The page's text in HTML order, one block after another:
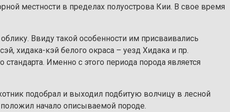
местности в пределах полуострова Кии. В свое время
Ввиду такой особенности им присваивались
хидака-кэй белого окраса – уезд Хидака и пр.
Именно с этого периода порода является
подобрал и выходил подбитую волчицу в лесной
начало описываемой породе.